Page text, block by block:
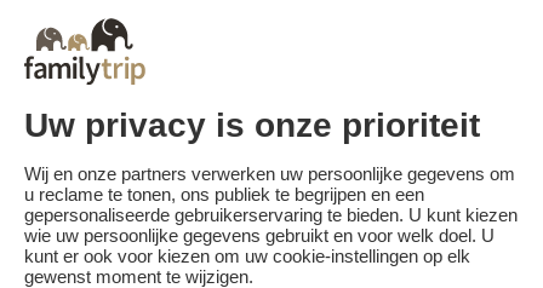
Annuleringskosten worden berekend op basis van de volgende
schaal:
- Annulering 30 dagen of meer voor aanvang van de vakantie:
annulering zonder kosten
- Annulering minder dan 30 dagen voor aanvang van het verblijf:
100% van de reissom is verschuldigd.
Familytrip raadt je aan een annuleringsverzekering af te sluiten bij
haar partner AREAS Assurances. Schrijf je in op het moment van de
boeking of binnen 24 uur na de boeking per telefoon.
Uw privacy is onze prioriteit
Wij en onze partners verwerken uw persoonlijke gegevens om
u reclame te tonen, ons publiek te begrijpen en een
gepersonaliseerde gebruikerservaring te bieden. U kunt kiezen
wie uw persoonlijke gegevens gebruikt en voor welk doel. U
kunt er ook voor kiezen om uw cookie-instellingen op elk
gewenst moment te wijzigen.